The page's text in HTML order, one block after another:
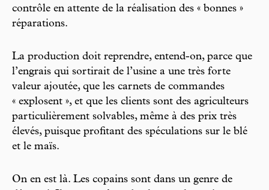
contrôle en attente de la réalisation des « bonnes »
réparations.
La production doit reprendre, entend-on, parce que
l’engrais qui sortirait de l’usine a une très forte
valeur ajoutée, que les carnets de commandes
« explosent », et que les clients sont des agriculteurs
particulièrement solvables, même à des prix très
élevés, puisque profitant des spéculations sur le blé
et le maïs.
On en est là. Les copains sont dans un genre de